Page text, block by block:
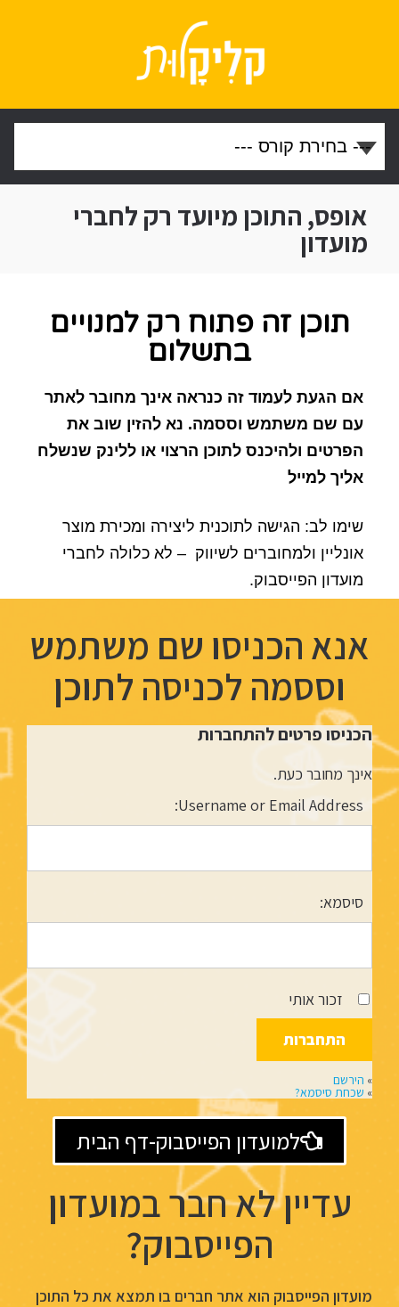
אופס, התוכן מיועד רק לחברי
מועדון
תוכן זה פתוח רק למנויים
בתשלום
אם הגעת לעמוד זה כנראה אינך מחובר לאתר
עם שם משתמש וססמה. נא להזין שוב את
הפרטים ולהיכנס לתוכן הרצוי או ללינק שנשלח
אליך למייל
שימו לב: הגישה לתוכנית ליצירה ומכירת מוצר
אונליין ולמחוברים לשיווק – לא כלולה לחברי
מועדון הפייסבוק.
אנא הכניסו שם משתמש
וססמה לכניסה לתוכן
הכניסו פרטים להתחברות
אינך מחובר כעת.
Username or Email Address:
סיסמא:
זכור אותי
» הירשם
» שכחת סיסמא?
למועדון הפייסבוק-דף הבית
עדיין לא חבר במועדון
הפייסבוק?
מועדון הפייסבוק הוא אתר חברים בו תמצא את כל התוכן